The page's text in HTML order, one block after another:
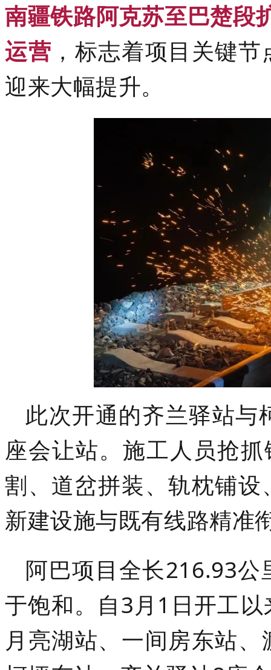
南疆铁路阿克苏至巴楚段
运营 ，标志着项目关键
迎来大幅提升。
此次开通的齐兰驿站与
座会让站。施工人员抢
割、道岔拼装、轨枕铺
新建设施与既有线路精准
阿巴项目全长216.93
于饱和。自3月1日开工
月亮湖站、一间房东站